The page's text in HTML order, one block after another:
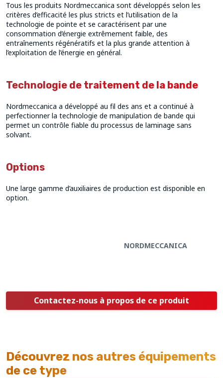
Tous les produits Nordmeccanica sont développés selon les
critères d’efficacité les plus stricts et l’utilisation de la
technologie de pointe et se caractérisent par une
consommation d’énergie extrêmement faible, des
entraînements régénératifs et la plus grande attention à
l’exploitation de l’énergie en général.
Technologie de traitement de la bande
Nordmeccanica a développé au fil des ans et a continué à
perfectionner la technologie de manipulation de bande qui
permet un contrôle fiable du processus de laminage sans
solvant.
Options
Une large gamme d’auxiliaires de production est disponible en
option.
NORDMECCANICA
Contactez-nous à propos de ce produit
Découvrez nos autres équipements
de ce type